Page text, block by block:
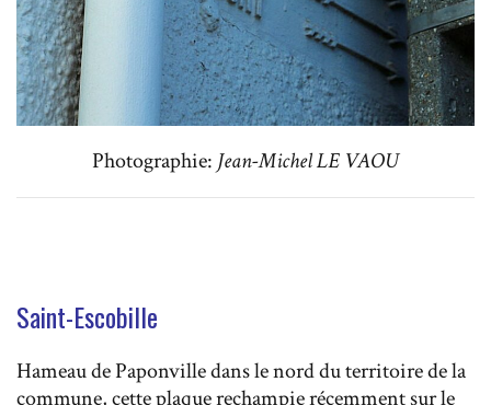
Photographie: Jean-Michel LE VAOU
Saint-Escobille
Hameau de Paponville dans le nord du territoire de la
commune, cette plaque rechampie récemment sur le